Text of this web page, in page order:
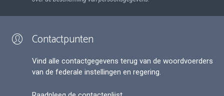
Contactpunten
Vind alle contactgegevens terug van de woordvoerders
van de federale instellingen en regering.